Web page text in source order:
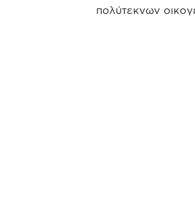
πολύτεκνων